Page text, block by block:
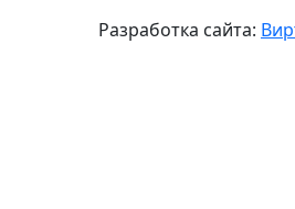
Разработка сайта: